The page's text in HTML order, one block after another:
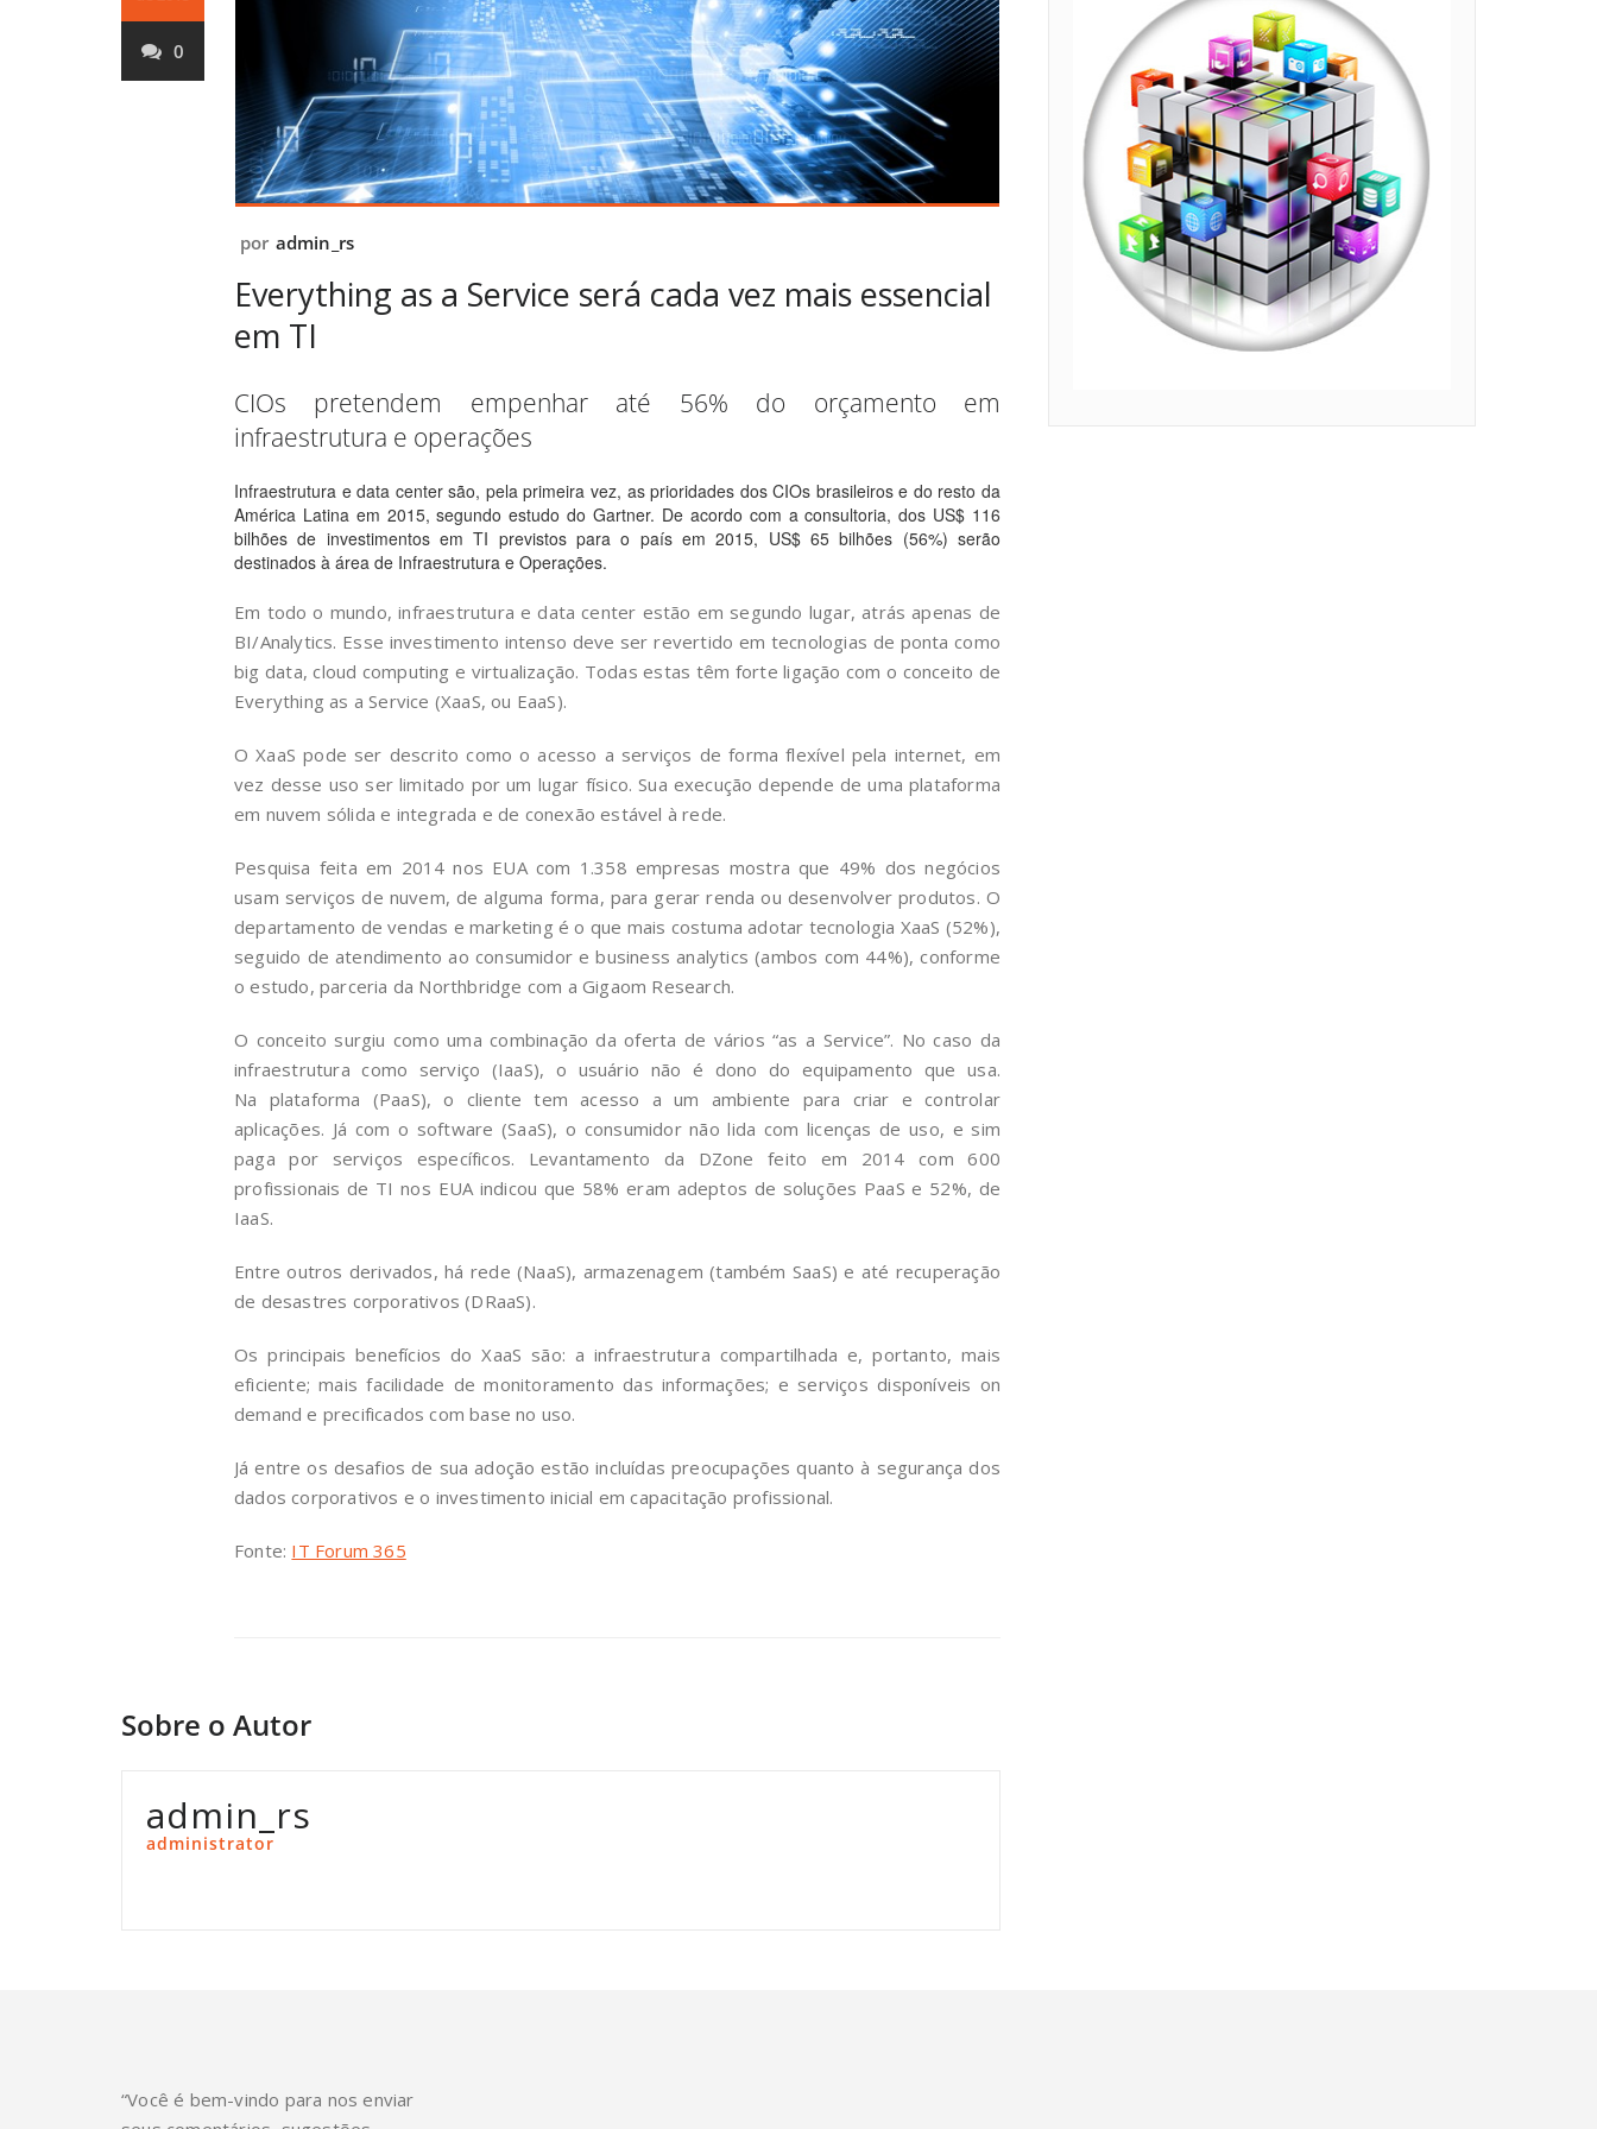
0
por admin_rs
Everything as a Service será cada vez mais essencial
em TI
CIOs pretendem empenhar até 56% do orçamento em
infraestrutura e operações
Infraestrutura e data center são, pela primeira vez, as prioridades dos CIOs brasileiros e do resto da
América Latina em 2015, segundo estudo do Gartner. De acordo com a consultoria, dos US$ 116
bilhões de investimentos em TI previstos para o país em 2015, US$ 65 bilhões (56%) serão
destinados à área de Infraestrutura e Operações.
Em todo o mundo, infraestrutura e data center estão em segundo lugar, atrás apenas de
BI/Analytics. Esse investimento intenso deve ser revertido em tecnologias de ponta como
big data, cloud computing e virtualização. Todas estas têm forte ligação com o conceito de
Everything as a Service (XaaS, ou EaaS).
O XaaS pode ser descrito como o acesso a serviços de forma flexível pela internet, em
vez desse uso ser limitado por um lugar físico. Sua execução depende de uma plataforma
em nuvem sólida e integrada e de conexão estável à rede.
Pesquisa feita em 2014 nos EUA com 1.358 empresas mostra que 49% dos negócios
usam serviços de nuvem, de alguma forma, para gerar renda ou desenvolver produtos. O
departamento de vendas e marketing é o que mais costuma adotar tecnologia XaaS (52%),
seguido de atendimento ao consumidor e business analytics (ambos com 44%), conforme
o estudo, parceria da Northbridge com a Gigaom Research.
O conceito surgiu como uma combinação da oferta de vários “as a Service”. No caso da
infraestrutura como serviço (IaaS), o usuário não é dono do equipamento que usa.
Na plataforma (PaaS), o cliente tem acesso a um ambiente para criar e controlar
aplicações. Já com o software (SaaS), o consumidor não lida com licenças de uso, e sim
paga por serviços específicos. Levantamento da DZone feito em 2014 com 600
profissionais de TI nos EUA indicou que 58% eram adeptos de soluções PaaS e 52%, de
IaaS.
Entre outros derivados, há rede (NaaS), armazenagem (também SaaS) e até recuperação
de desastres corporativos (DRaaS).
Os principais benefícios do XaaS são: a infraestrutura compartilhada e, portanto, mais
eficiente; mais facilidade de monitoramento das informações; e serviços disponíveis on
demand e precificados com base no uso.
Já entre os desafios de sua adoção estão incluídas preocupações quanto à segurança dos
dados corporativos e o investimento inicial em capacitação profissional.
Fonte: IT Forum 365
Sobre o Autor
admin_rs
administrator
“Você é bem-vindo para nos enviar